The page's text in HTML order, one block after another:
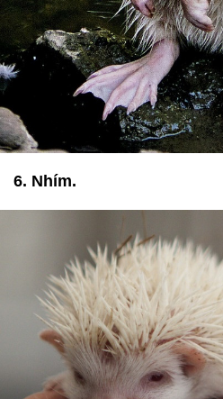
6. Nhím.